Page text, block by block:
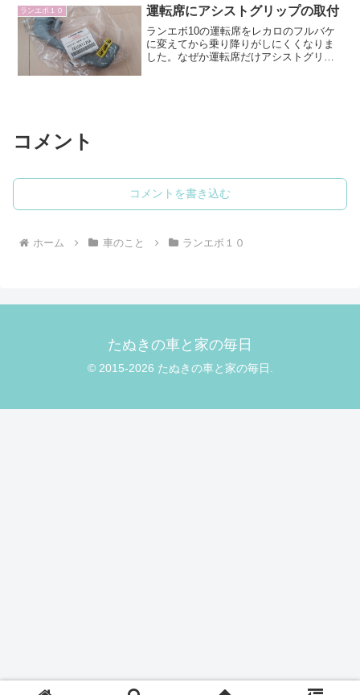
かけましたが、今回はその反省を生かし
て現地についてからすぐ...
ランエボ１０ 運転席にアシストグリップの取付
ランエボ10の運転席をレカロのフルバケ
に変えてから乗り降りがしにくくなりま
した。なぜか運転席だけアシストグリッ
コメント
コメントを書き込む
ホーム 車のこと ランエボ１０
たぬきの車と家の毎日
© 2015-2026 たぬきの車と家の毎日.